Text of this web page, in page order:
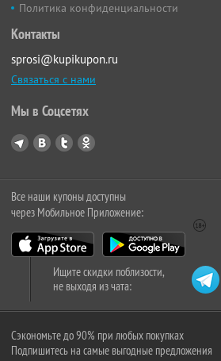
Политика конфиденциальности
Контакты
sprosi@kupikupon.ru
Связаться с нами
Мы в Соцсетях
Все наши купоны доступны
через Мобильное Приложение:
Ищите скидки поблизости,
не выходя из чата:
Сэкономьте до 90% при любых покупках
Подпишитесь на самые выгодные предложения